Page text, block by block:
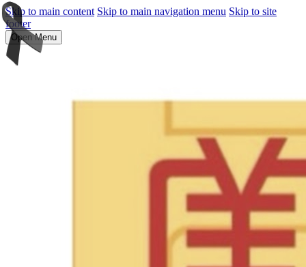
Skip to main content Skip to main navigation menu Skip to site
footer
Open Menu